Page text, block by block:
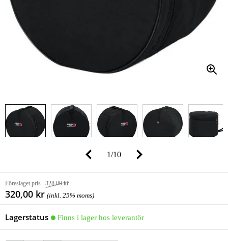
1/10
Föreslaget pris 328,00 kr
320,00 kr (inkl. 25% moms)
Lagerstatus Finns i lager hos leverantör